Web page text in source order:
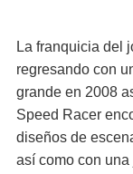
La franquicia del
regresando con
grande en 2008
Speed Racer
diseños de
así como con